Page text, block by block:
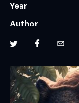
Year
Author